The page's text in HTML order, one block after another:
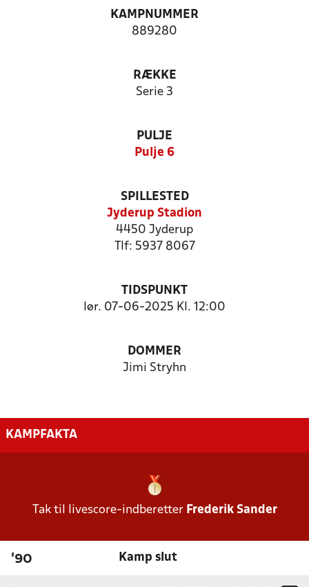
KAMPNUMMER
889280
RÆKKE
Serie 3
PULJE
Pulje 6
SPILLESTED
Jyderup Stadion
4450 Jyderup
Tlf: 5937 8067
TIDSPUNKT
lør. 07-06-2025 Kl. 12:00
DOMMER
Jimi Stryhn
KAMPFAKTA
Tak til livescore-indberetter Frederik Sander
'90 Kamp slut